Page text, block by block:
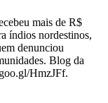
mais de R$
índios nordestinos,
denunciou
Blog da
HmzJFf.